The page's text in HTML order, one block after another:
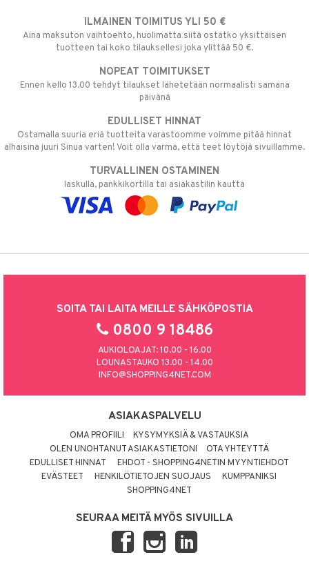
ILMAINEN TOIMITUS YLI 50 €
Aina maksuton vaihtoehto, huolimatta siitä ostatko yksittäisen
tuotteen tai koko tilauksellesi joka ylittää 50 €.
NOPEAT TOIMITUKSET
Ennen kello 13.00 tehdyt tilaukset lähetetään normaalisti samana
päivänä
EDULLISET HINNAT
Ostamalla suuria eriä tuotteita varastoomme voimme pitää hinnat
alhaisina juuri Sinua varten! Voit olla varma, että teet löytöjä sivuillamme.
TURVALLINEN OSTAMINEN
laskulla, pankkikortilla tai asiakastilin kautta
SOITA TAI LAITA MEILLE SÄHKÖPOSTIA
0800 9 18486
AUKIOLOAJAT: 10.00 - 16.00
LOUNASTAUKO 13.00 - 14.00
INFO@SHOPPING4NET.COM
ASIAKASPALVELU
OMA PROFIILI
KYSYMYKSIÄ & VASTAUKSIA
OLEN UNOHTANUT ASIAKASTIETONI
OTA YHTEYTTÄ
EDULLISET HINNAT
EHDOT - SHOPPING4NETIN MYYNTIEHDOT
EVÄSTEET
HENKILÖTIETOJEN SUOJAUS
KUMPPANIKSI
SHOPPING4NET
SEURAA MEITÄ MYÖS SIVUILLA